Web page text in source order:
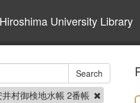
University Library
村御検地水帳 2番帳